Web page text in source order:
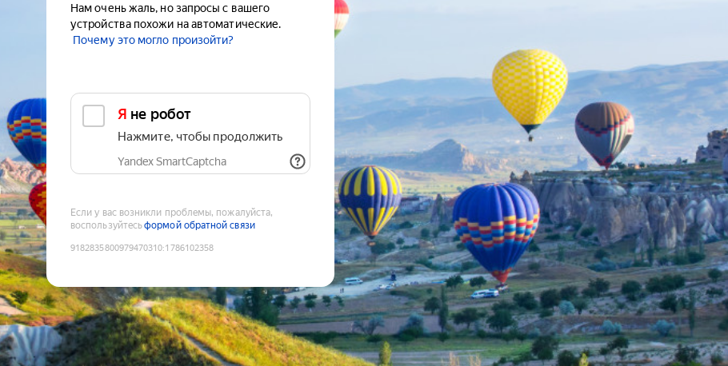
Нам очень жаль, но запросы с вашего
устройства похожи на автоматические.
Почему это могло произойти?
Я не робот
Нажмите, чтобы продолжить
Yandex SmartCaptcha
Если у вас возникли проблемы, пожалуйста,
воспользуйтесьформой обратной связи
9182835800979470310:1786102358